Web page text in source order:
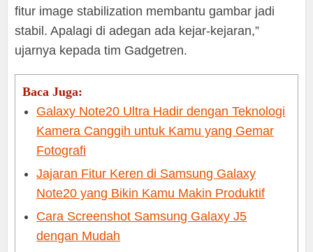
fitur image stabilization membantu gambar jadi
stabil. Apalagi di adegan ada kejar-kejaran,”
ujarnya kepada tim Gadgetren.
Baca Juga:
Galaxy Note20 Ultra Hadir dengan Teknologi
Kamera Canggih untuk Kamu yang Gemar
Fotografi
Jajaran Fitur Keren di Samsung Galaxy
Note20 yang Bikin Kamu Makin Produktif
Cara Screenshot Samsung Galaxy J5
dengan Mudah